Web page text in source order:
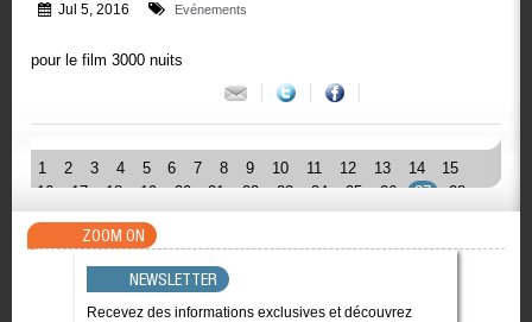
Jul 5, 2016 Evénements
pour le film 3000 nuits
1 2 3 4 5 6 7 8 9 10 11 12 13 14
15
16
17 18 19 20 21 22 23 24 25 26 27 28
ZOOM ON
NEWSLETTER
Recevez des informations exclusives et découvrez